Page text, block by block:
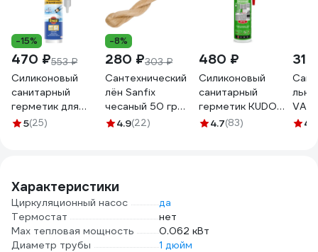
-15%
470 ₽553 ₽
Силиконовый
санитарный
герметик для
ванной и кухни
5(25)
-8%
280 ₽303 ₽
Сантехнический
лён Sanfix
чесаный 50 гр
40727
4.9(22)
480 ₽
Силиконовый
санитарный
герметик KUDO
(прозрачный; 280
4.7(83) 4
Характеристики
Циркуляционный насос
да
Термостат
нет
Мах тепловая мощность
0.062 кВт
Диаметр трубы
1 дюйм